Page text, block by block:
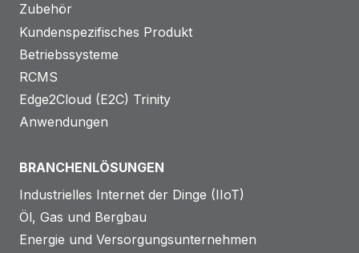
Zubehör
Kundenspezifisches Produkt
Betriebssysteme
RCMS
Edge2Cloud (E2C) Trinity
Anwendungen
BRANCHENLÖSUNGEN
Industrielles Internet der Dinge (IIoT)
Öl, Gas und Bergbau
Energie und Versorgungsunternehmen